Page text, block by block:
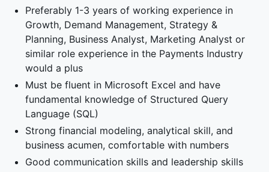
Preferably 1-3 years of working experience in
Growth, Demand Management, Strategy &
Planning, Business Analyst, Marketing Analyst or
similar role experience in the Payments Industry
would a plus
Must be fluent in Microsoft Excel and have
fundamental knowledge of Structured Query
Language (SQL)
Strong financial modeling, analytical skill, and
business acumen, comfortable with numbers
Good communication skills and leadership skills